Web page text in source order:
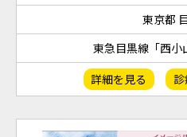
東京都
東急目黒線「西
詳細を見る